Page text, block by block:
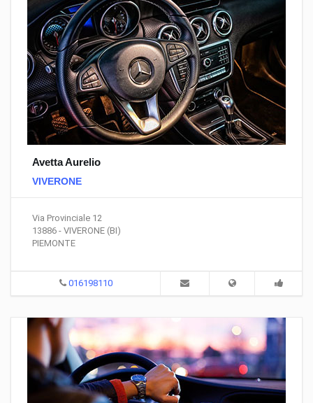
Avetta Aurelio
VIVERONE
Via Provinciale 12
13886 - VIVERONE (BI)
PIEMONTE
016198110